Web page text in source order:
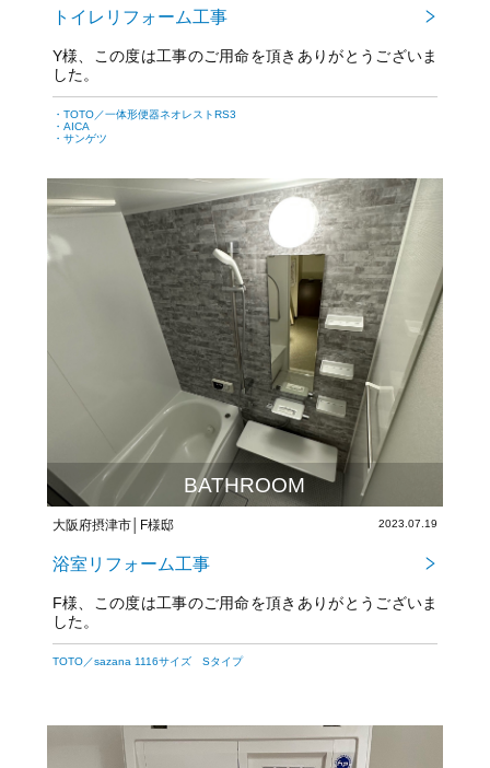
トイレリフォーム工事
Y様、この度は工事のご用命を頂きありがとうございま
した。
・TOTO／一体形便器ネオレストRS3
・AICA
・サンゲツ
BATHROOM
大阪府摂津市│F様邸 2023.07.19
浴室リフォーム工事
F様、この度は工事のご用命を頂きありがとうございま
した。
TOTO／sazana 1116サイズ Sタイプ